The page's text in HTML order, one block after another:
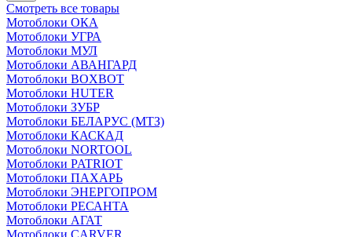
Смотреть все товары
Мотоблоки ОКА
Мотоблоки УГРА
Мотоблоки МУЛ
Мотоблоки АВАНГАРД
Мотоблоки BOXBOT
Мотоблоки HUTER
Мотоблоки ЗУБР
Мотоблоки БЕЛАРУС (МТЗ)
Мотоблоки КАСКАД
Мотоблоки NORTOOL
Мотоблоки PATRIOT
Мотоблоки ПАХАРЬ
Мотоблоки ЭНЕРГОПРОМ
Мотоблоки РЕСАНТА
Мотоблоки АГАТ
Мотоблоки CARVER